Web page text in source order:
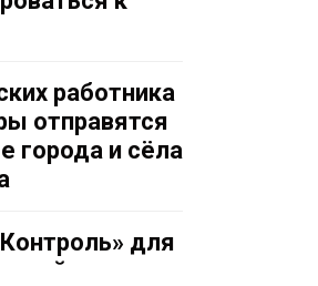
работника
отправятся
города и сёла
для
связи